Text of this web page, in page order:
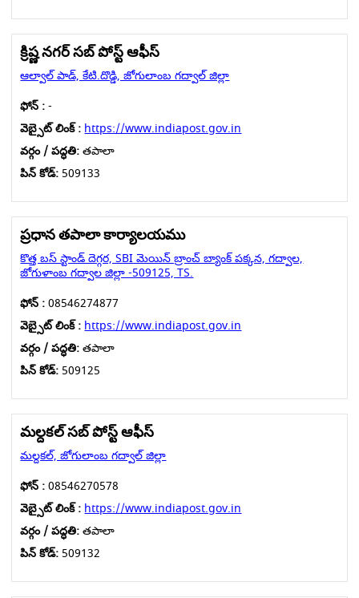
క్రిష్ణ నగర్ సబ్ పోస్ట్ ఆఫీస్
ఆల్వాల్ పాడ్, కేటి.దొడ్డి, జోగులాంబ గద్వాల్ జిల్లా
ఫోన్ :-
వెబ్సైట్ లింక్ : https://www.indiapost.gov.in
వర్గం / పద్ధతి:తపాలా
పిన్ కోడ్: 509133
ప్రధాన తపాలా కార్యాలయము
కొత్త బస్ స్టాండ్ దెగ్గర, SBI మెయిన్ బ్రాంచ్ బ్యాంక్ పక్కన, గద్వాల,
జోగుళాంబ గద్వాల జిల్లా -509125, TS.
ఫోన్ :08546274877
వెబ్సైట్ లింక్ : https://www.indiapost.gov.in
వర్గం / పద్ధతి:తపాలా
పిన్ కోడ్: 509125
మల్దకల్ సబ్ పోస్ట్ ఆఫీస్
మల్దకల్, జోగులాంబ గద్వాల్ జిల్లా
ఫోన్ :08546270578
వెబ్సైట్ లింక్ : https://www.indiapost.gov.in
వర్గం / పద్ధతి:తపాలా
పిన్ కోడ్: 509132